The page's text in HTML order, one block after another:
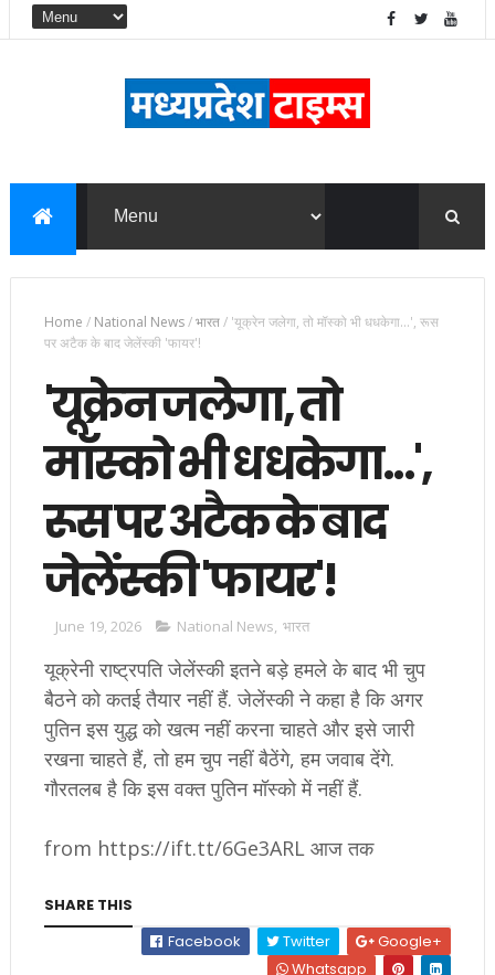
Home / National News/भारत/ 'यूक्रेन जलेगा, तो मॉस्को भी धधकेगा...', रूस
पर अटैक के बाद जेलेंस्की 'फायर'!
'यूक्रेन जलेगा, तो
मॉस्को भी धधकेगा...',
रूस पर अटैक के बाद
जेलेंस्की 'फायर'!
June 19, 2026 National News, भारत
यूक्रेनी राष्ट्रपति जेलेंस्की इतने बड़े हमले के बाद भी चुप
बैठने को कतई तैयार नहीं हैं. जेलेंस्की ने कहा है कि अगर
पुतिन इस युद्ध को खत्म नहीं करना चाहते और इसे जारी
रखना चाहते हैं, तो हम चुप नहीं बैठेंगे, हम जवाब देंगे.
गौरतलब है कि इस वक्त पुतिन मॉस्को में नहीं हैं.
from https://ift.tt/6Ge3ARL आज तक
SHARE THIS
Facebook
Twitter
Google+
Whatsapp